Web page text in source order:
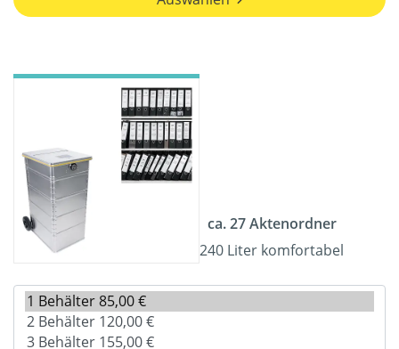
ca. 27 Aktenordner
240 Liter komfortabel